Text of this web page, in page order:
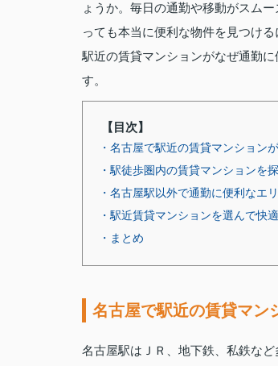
ょうか。毎日の通勤や移動がスム
っても本当に便利な物件を見つけ
駅近の賃貸マンションがなぜ通勤
す。
【目次】
・名古屋で駅近の賃貸マンション
・駅徒歩圏内の賃貸マンションを
・名古屋駅以外で通勤に便利なエ
・駅近賃貸マンションを選んで快
・まとめ
名古屋で駅近の賃貸マン
名古屋駅はＪＲ、地下鉄、私鉄な